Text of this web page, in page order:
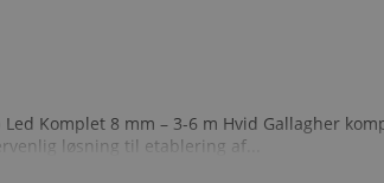
Komplet 8 mm – 3-6 m Hvid Gallagher
løsning til etablering af...